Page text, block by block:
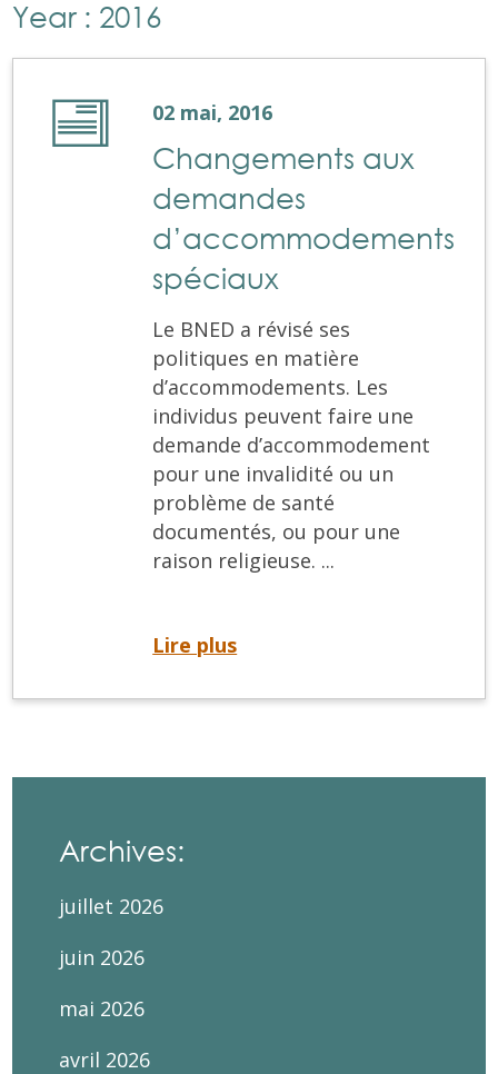
Year : 2016
02 mai, 2016
Changements aux
demandes
d’accommodements
spéciaux
Le BNED a révisé ses
politiques en matière
d’accommodements. Les
individus peuvent faire une
demande d’accommodement
pour une invalidité ou un
problème de santé
documentés, ou pour une
raison religieuse. ...
Lire plus
Archives:
juillet 2026
juin 2026
mai 2026
avril 2026